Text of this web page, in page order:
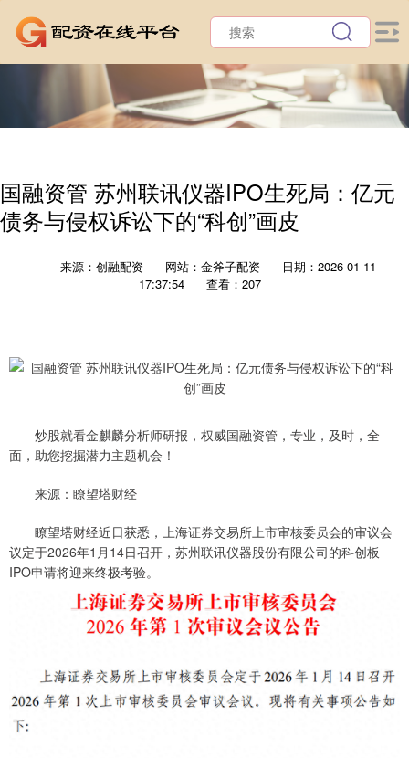
国融资管 苏州联讯仪器IPO生死局：亿元
债务与侵权诉讼下的“科创”画皮
来源：创融配资 网站：金斧子配资
日期：2026-01-11
17:37:54
查看：207
炒股就看金麒麟分析师研报，权威国融资管，专业，及时，全
面，助您挖掘潜力主题机会！
来源：瞭望塔财经
瞭望塔财经近日获悉，上海证券交易所上市审核委员会的审议会
议定于2026年1月14日召开，苏州联讯仪器股份有限公司的科创板
IPO申请将迎来终极考验。